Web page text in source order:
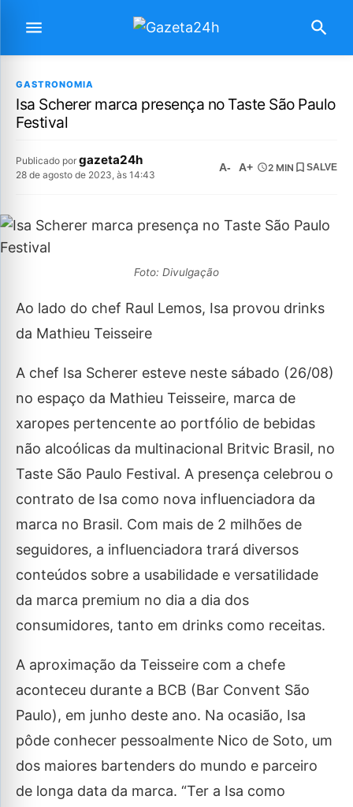
GASTRONOMIA
Isa Scherer marca presença no Taste São Paulo
Festival
Publicado por gazeta24h
28 de agosto de 2023, às 14:43
A- A+ 2 MIN SALVE
Foto: Divulgação
Ao lado do chef Raul Lemos, Isa provou drinks
da Mathieu Teisseire
A chef Isa Scherer esteve neste sábado (26/08)
no espaço da Mathieu Teisseire, marca de
xaropes pertencente ao portfólio de bebidas
não alcoólicas da multinacional Britvic Brasil, no
Taste São Paulo Festival. A presença celebrou o
contrato de Isa como nova influenciadora da
marca no Brasil. Com mais de 2 milhões de
seguidores, a influenciadora trará diversos
conteúdos sobre a usabilidade e versatilidade
da marca premium no dia a dia dos
consumidores, tanto em drinks como receitas.
A aproximação da Teisseire com a chefe
aconteceu durante a BCB (Bar Convent São
Paulo), em junho deste ano. Na ocasião, Isa
pôde conhecer pessoalmente Nico de Soto, um
dos maiores bartenders do mundo e parceiro
de longa data da marca. “Ter a Isa como